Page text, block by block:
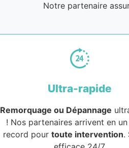
Notre partenaire
Ultra-rapide
Remorquage ou Dépannage
! Nos partenaires arrivent en
record pour toute intervention.